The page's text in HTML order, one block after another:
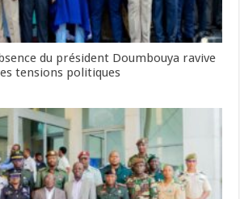
du président Doumbouya ravive
les tensions politiques